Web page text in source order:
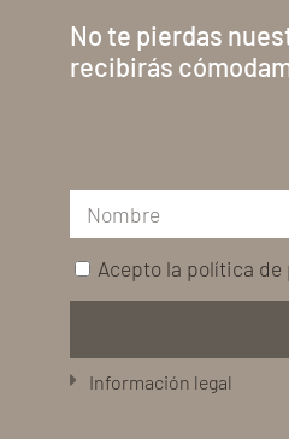
No te pierdas
recibirás
Acepto la política de
Información legal